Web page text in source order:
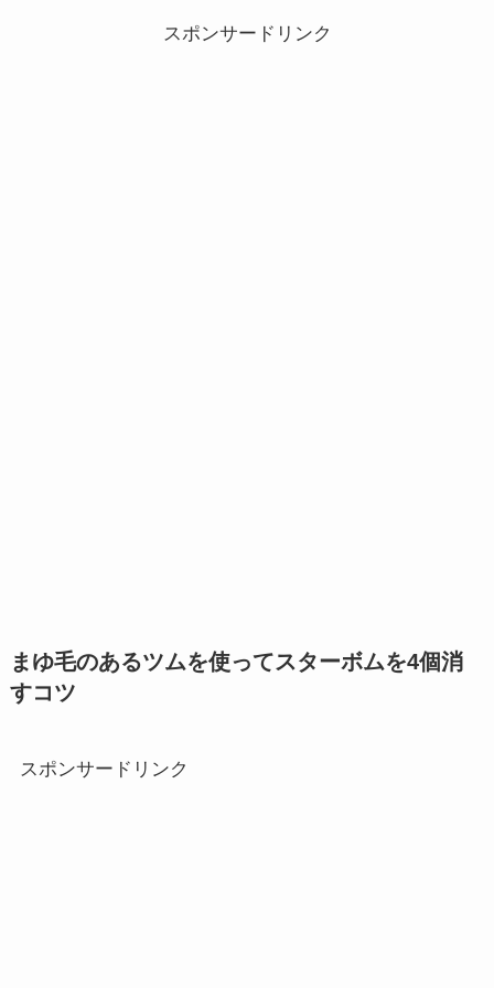
スポンサードリンク
まゆ毛のあるツムを使ってスターボムを4個消
すコツ
スポンサードリンク